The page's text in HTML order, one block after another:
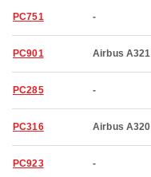
PC751 -
PC901 Airbus A321
PC285 -
PC316 Airbus A320
PC923 -